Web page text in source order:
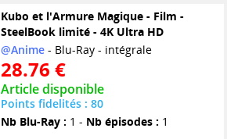
Kubo et l'Armure Magique - Film -
SteelBook limité - 4K Ultra HD
@Anime- Blu-Ray - intégrale
28.76 €
Article disponible
Points fidelités : 80
Nb Blu-Ray : 1 - Nb épisodes : 1